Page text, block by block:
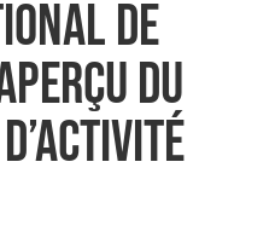
de
du